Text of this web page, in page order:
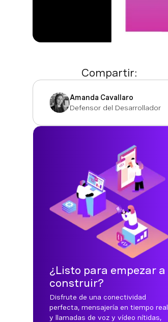
Compartir:
Amanda Cavallaro
Defensor del Desarrollador
¿Listo para empezar a
construir?
Disfrute de una conectividad
perfecta, mensajería en tiempo real
y llamadas de voz y vídeo nítidas,